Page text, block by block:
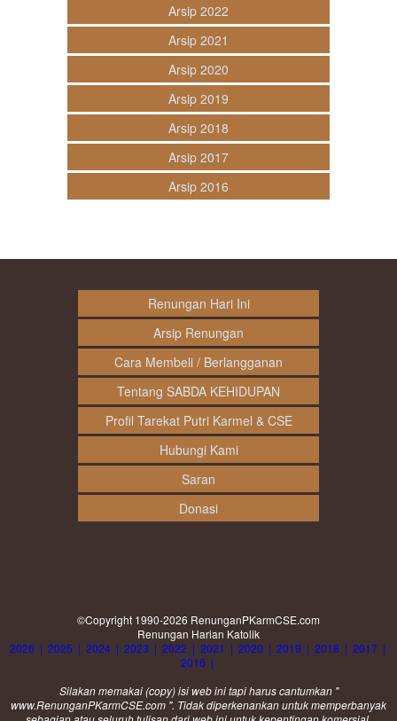
Arsip 2022
Arsip 2021
Arsip 2020
Arsip 2019
Arsip 2018
Arsip 2017
Arsip 2016
Renungan Hari Ini
Arsip Renungan
Cara Membeli / Berlangganan
Tentang SABDA KEHIDUPAN
Profil Tarekat Putri Karmel & CSE
Hubungi Kami
Saran
Donasi
©Copyright 1990-2026 RenunganPKarmCSE.com
Renungan Harian Katolik
2026 | 2025 | 2024 | 2023 | 2022 | 2021 | 2020 | 2019 | 2018 | 2017 |
2016 |
Silakan memakai (copy) isi web ini tapi harus cantumkan "
www.RenunganPKarmCSE.com ". Tidak diperkenankan untuk memperbanyak